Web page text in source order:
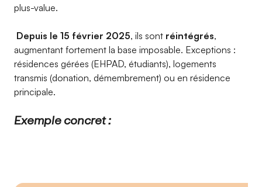
plus-value.
Depuis le 15 février 2025, ils sont réintégrés,
augmentant fortement la base imposable. Exceptions :
résidences gérées (EHPAD, étudiants), logements
transmis (donation, démembrement) ou en résidence
principale.
Exemple concret :